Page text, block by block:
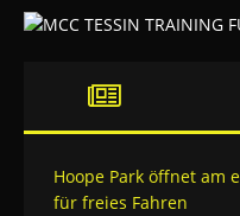
Hoope Park öffnet am
für freies Fahren